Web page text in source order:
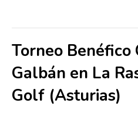
Torneo
Galbán en La
Golf (Asturias)